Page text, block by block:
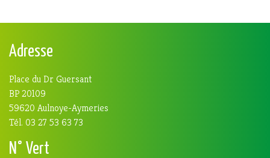
Adresse
Place du Dr Guersant
BP 20109
59620 Aulnoye-Aymeries
Tél. 03 27 53 63 73
N° Vert